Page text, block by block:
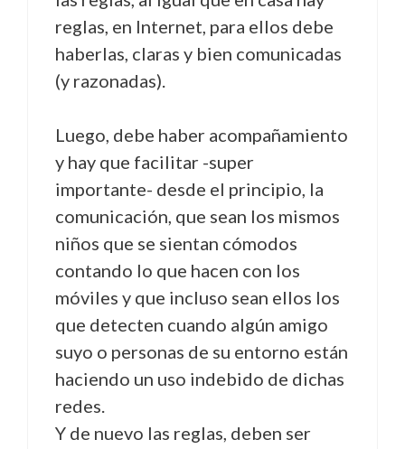
reglas, en Internet, para ellos debe
haberlas, claras y bien comunicadas
(y razonadas).
Luego, debe haber acompañamiento
y hay que facilitar -super
importante- desde el principio, la
comunicación, que sean los mismos
niños que se sientan cómodos
contando lo que hacen con los
móviles y que incluso sean ellos los
que detecten cuando algún amigo
suyo o personas de su entorno están
haciendo un uso indebido de dichas
redes.
Y de nuevo las reglas, deben ser